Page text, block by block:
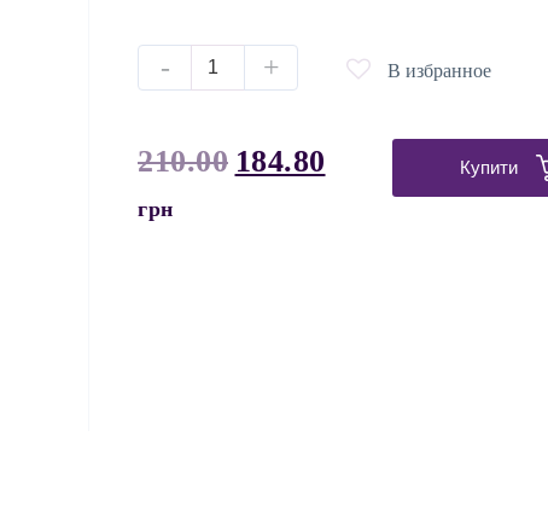
- + В избранное
210.00 184.80
грн
Купити